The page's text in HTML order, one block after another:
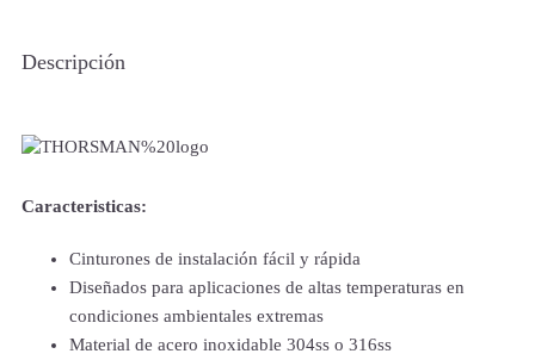
Descripción
Caracteristicas:
Cinturones de instalación fácil y rápida
Diseñados para aplicaciones de altas temperaturas en
condiciones ambientales extremas
Material de acero inoxidable 304ss o 316ss